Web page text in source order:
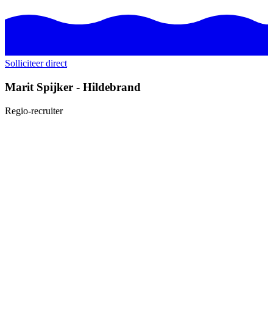
Solliciteer direct
Marit Spijker - Hildebrand
Regio-recruiter